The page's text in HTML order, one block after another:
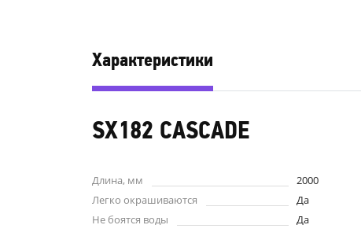
Характеристики
SX182 CASCADE
Длина, мм
2000
Легко окрашиваются
Да
Не боятся воды
Да